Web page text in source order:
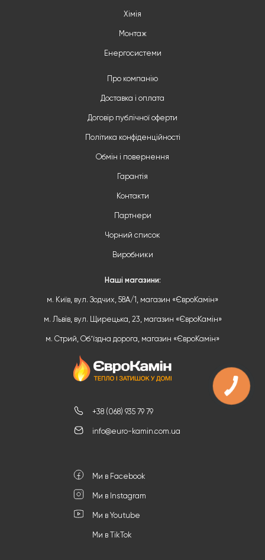
+38 (068) 935 79 79
info@euro-kamin.com.ua
Ми в Facebook
Ми в Instagram
Ми в Youtube
Ми в TikTok
Хімія
Монтаж
Енергосистеми
Про компанію
Доставка і оплата
Договір публічної оферти
Політика конфіденційності
Обмін і повернення
Гарантія
Контакти
Партнери
Чорний список
Виробники
Наші магазини:
м. Київ, вул. Зодчих, 58А/1, магазин «ЄвроКамін»
м. Львів, вул. Щирецька, 23, магазин «ЄвроКамін»
м. Стрий, Обʼїздна дорога, магазин «ЄвроКамін»